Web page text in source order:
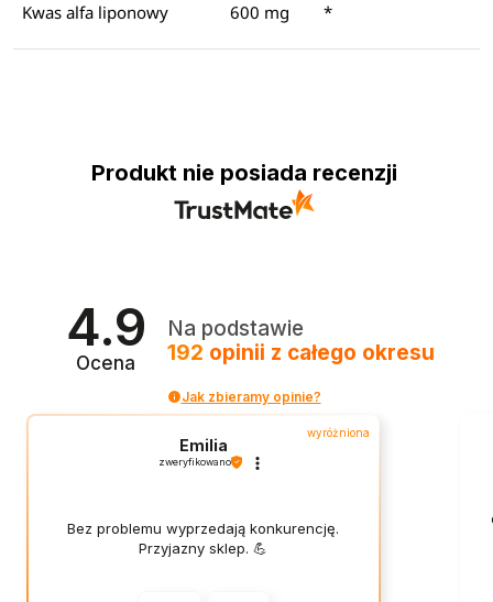
Kwas alfa liponowy
600 mg *
Produkt nie posiada recenzji
4.9
Ocena
Na podstawie
192 opinii z całego okresu
Jak zbieramy opinie?
wyróżniona
Emilia
zweryfikowano
Bez problemu wyprzedają konkurencję.
Przyjazny sklep. 💪